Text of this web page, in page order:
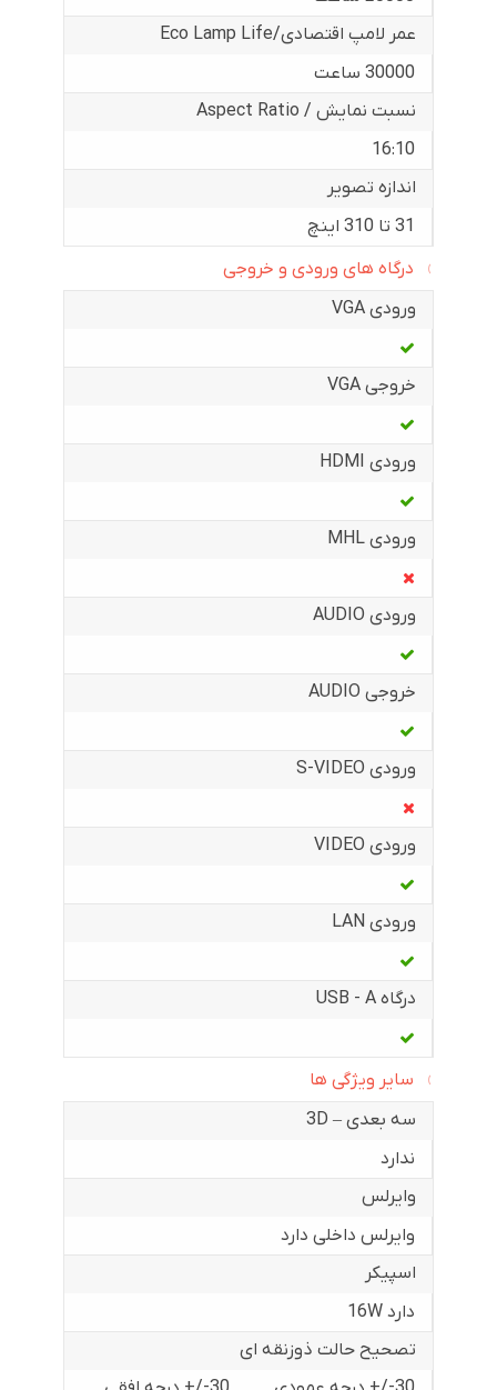
عمر لامپ اقتصادی/Eco Lamp Life
30000 ساعت
نسبت نمایش / Aspect Ratio
16:10
اندازه تصویر
31 تا 310 اینچ
درگاه های ورودی و خروجی
ورودی VGA
خروجی VGA
ورودی HDMI
ورودی MHL
ورودی AUDIO
خروجی AUDIO
ورودی S-VIDEO
ورودی VIDEO
ورودی LAN
درگاه USB - A
سایر ویژگی ها
سه بعدی – 3D
ندارد
وایرلس
وایرلس داخلی دارد
اسپیکر
دارد 16W
تصحیح حالت ذوزنقه ای